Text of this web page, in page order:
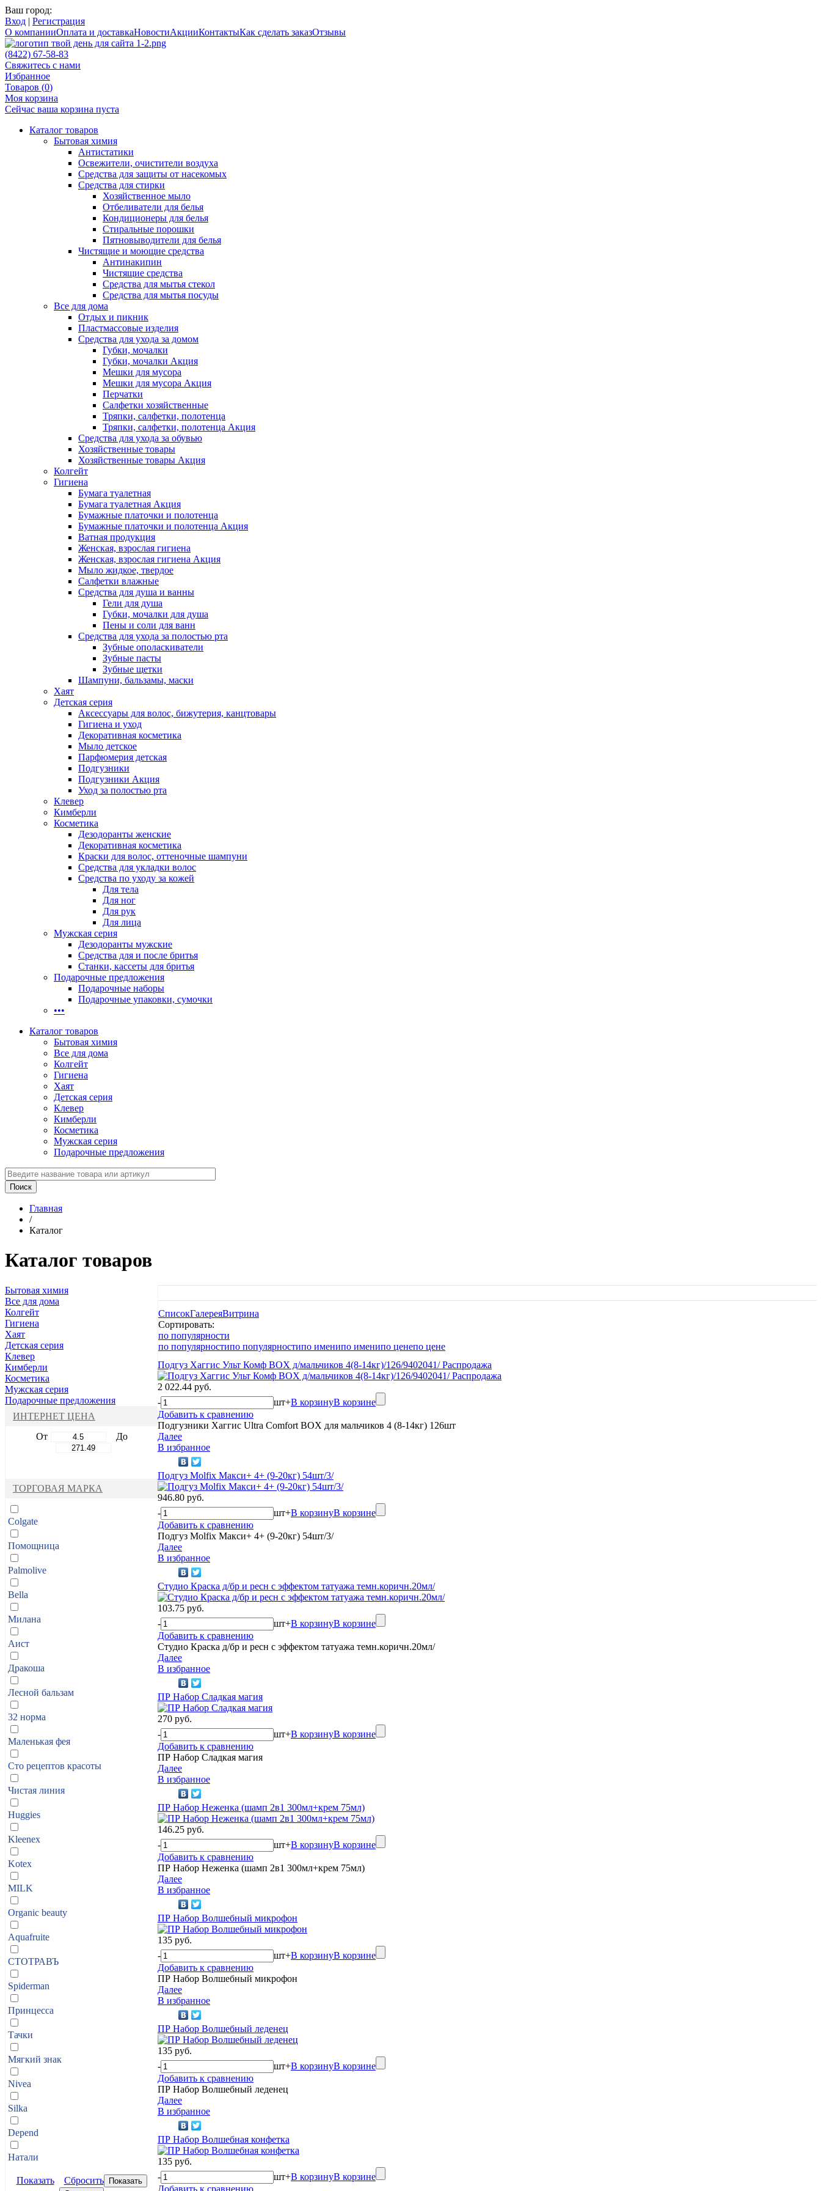
Ваш город:
Вход | Регистрация
О компанииОплата и доставкаНовостиАкцииКонтактыКак сделать заказОтзывы
(8422) 67-58-83
Свяжитесь с нами
Избранное
Товаров (0)
Моя корзина
Сейчас ваша корзина пуста
Каталог товаров
Бытовая химия
Антистатики
Освежители, очистители воздуха
Средства для защиты от насекомых
Средства для стирки
Хозяйственное мыло
Отбеливатели для белья
Кондиционеры для белья
Стиральные порошки
Пятновыводители для белья
Чистящие и моющие средства
Антинакипин
Чистящие средства
Средства для мытья стекол
Средства для мытья посуды
Все для дома
Отдых и пикник
Пластмассовые изделия
Средства для ухода за домом
Губки, мочалки
Губки, мочалки Акция
Мешки для мусора
Мешки для мусора Акция
Перчатки
Салфетки хозяйственные
Тряпки, салфетки, полотенца
Тряпки, салфетки, полотенца Акция
Средства для ухода за обувью
Хозяйственные товары
Хозяйственные товары Акция
Колгейт
Гигиена
Бумага туалетная
Бумага туалетная Акция
Бумажные платочки и полотенца
Бумажные платочки и полотенца Акция
Ватная продукция
Женская, взрослая гигиена
Женская, взрослая гигиена Акция
Мыло жидкое, твердое
Салфетки влажные
Средства для душа и ванны
Гели для душа
Губки, мочалки для душа
Пены и соли для ванн
Средства для ухода за полостью рта
Зубные ополаскиватели
Зубные пасты
Зубные щетки
Шампуни, бальзамы, маски
Хаят
Детская серия
Аксессуары для волос, бижутерия, канцтовары
Гигиена и уход
Декоративная косметика
Мыло детское
Парфюмерия детская
Подгузники
Подгузники Акция
Уход за полостью рта
Клевер
Кимберли
Косметика
Дезодоранты женские
Декоративная косметика
Краски для волос, оттеночные шампуни
Средства для укладки волос
Средства по уходу за кожей
Для тела
Для ног
Для рук
Для лица
Мужская серия
Дезодоранты мужские
Средства для и после бритья
Станки, кассеты для бритья
Подарочные предложения
Подарочные наборы
Подарочные упаковки, сумочки
•••
Каталог товаров
Бытовая химия
Все для дома
Колгейт
Гигиена
Хаят
Детская серия
Клевер
Кимберли
Косметика
Мужская серия
Подарочные предложения
Главная
/
Каталог
Каталог товаров
Бытовая химия
Все для дома
Колгейт
Гигиена
Хаят
Детская серия
Клевер
Кимберли
Косметика
Мужская серия
Подарочные предложения
ИНТЕРНЕТ ЦЕНА
От
До
ТОРГОВАЯ МАРКА
Colgate
Помощница
Palmolive
Bella
Милана
Аист
Дракоша
Лесной бальзам
32 норма
Маленькая фея
Сто рецептов красоты
Чистая линия
Huggies
Kleenex
Kotex
MILK
Organic beauty
Aquafruite
СТОТРАВЪ
Spiderman
Принцесса
Тачки
Мягкий знак
Nivea
Silka
Depend
Натали
Показать Сбросить
СписокГалереяВитрина
Сортировать:
по популярности
по популярностипо популярностипо именипо именипо ценепо цене
Подгуз Хаггис Ульт Комф BOX д/мальчиков 4(8-14кг)/126/9402041/ Распродажа
2 022.44 руб.
-
шт+В корзинуВ корзине
Добавить к сравнению
Подгузники Хаггис Ultra Comfort BOX для мальчиков 4 (8-14кг) 126шт
Далее
В избранное
Подгуз Molfix Макси+ 4+ (9-20кг) 54шт/3/
946.80 руб.
-
шт+В корзинуВ корзине
Добавить к сравнению
Подгуз Molfix Макси+ 4+ (9-20кг) 54шт/3/
Далее
В избранное
Студио Краска д/бр и ресн с эффектом татуажа темн.коричн.20мл/
103.75 руб.
-
шт+В корзинуВ корзине
Добавить к сравнению
Студио Краска д/бр и ресн с эффектом татуажа темн.коричн.20мл/
Далее
В избранное
ПР Набор Сладкая магия
270 руб.
-
шт+В корзинуВ корзине
Добавить к сравнению
ПР Набор Сладкая магия
Далее
В избранное
ПР Набор Неженка (шамп 2в1 300мл+крем 75мл)
146.25 руб.
-
шт+В корзинуВ корзине
Добавить к сравнению
ПР Набор Неженка (шамп 2в1 300мл+крем 75мл)
Далее
В избранное
ПР Набор Волшебный микрофон
135 руб.
-
шт+В корзинуВ корзине
Добавить к сравнению
ПР Набор Волшебный микрофон
Далее
В избранное
ПР Набор Волшебный леденец
135 руб.
-
шт+В корзинуВ корзине
Добавить к сравнению
ПР Набор Волшебный леденец
Далее
В избранное
ПР Набор Волшебная конфетка
135 руб.
-
шт+В корзинуВ корзине
Добавить к сравнению